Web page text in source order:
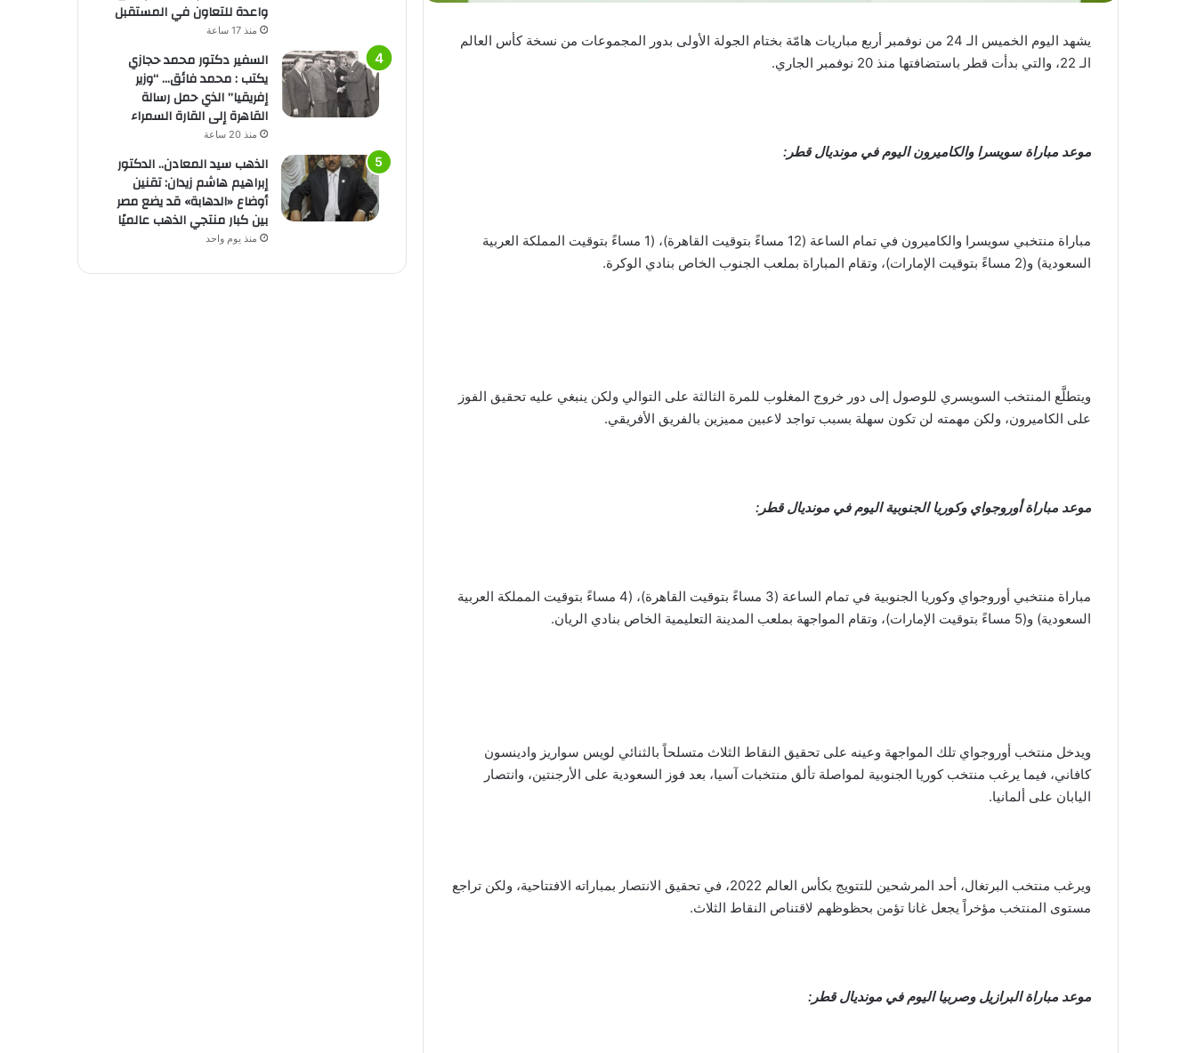
يشهد اليوم الخميس الـ 24 من نوفمبر أربع مباريات هامّة بختام الجولة الأولى بدور المجموعات من نسخة كأس العالم
الـ 22، والتي بدأت قطر باستضافتها منذ 20 نوفمبر الجاري.
موعد مباراة سويسرا والكاميرون اليوم في مونديال قطر:
مباراة منتخبي سويسرا والكاميرون في تمام الساعة (12 مساءً بتوقيت القاهرة)، (1 مساءً بتوقيت المملكة العربية
السعودية) و(2 مساءً بتوقيت الإمارات)، وتقام المباراة بملعب الجنوب الخاص بنادي الوكرة.
ويتطلَّع المنتخب السويسري للوصول إلى دور خروج المغلوب للمرة الثالثة على التوالي ولكن ينبغي عليه تحقيق الفوز
على الكاميرون، ولكن مهمته لن تكون سهلة بسبب تواجد لاعبين مميزين بالفريق الأفريقي.
موعد مباراة أوروجواي وكوريا الجنوبية اليوم في مونديال قطر:
مباراة منتخبي أوروجواي وكوريا الجنوبية في تمام الساعة (3 مساءً بتوقيت القاهرة)، (4 مساءً بتوقيت المملكة العربية
السعودية) و(5 مساءً بتوقيت الإمارات)، وتقام المواجهة بملعب المدينة التعليمية الخاص بنادي الريان.
ويدخل منتخب أوروجواي تلك المواجهة وعينه على تحقيق النقاط الثلاث متسلحاً بالثنائي لويس سواريز وادينسون
كافاني، فيما يرغب منتخب كوريا الجنوبية لمواصلة تألق منتخبات آسيا، بعد فوز السعودية على الأرجنتين، وانتصار
اليابان على ألمانيا.
ويرغب منتخب البرتغال، أحد المرشحين للتتويج بكأس العالم 2022، في تحقيق الانتصار بمباراته الافتتاحية، ولكن تراجع
مستوى المنتخب مؤخراً يجعل غانا تؤمن بحظوظهم لاقتناص النقاط الثلاث.
موعد مباراة البرازيل وصربيا اليوم في مونديال قطر:
واعدة للتعاون في المستقبل
منذ 17 ساعة
السفير دكتور محمد حجازي
يكتب : محمد فائق… “وزير
إفريقيا” الذي حمل رسالة
القاهرة إلى القارة السمراء
منذ 20 ساعة
الذهب سيد المعادن.. الدكتور
إبراهيم هاشم زيدان: تقنين
أوضاع «الدهابة» قد يضع مصر
بين كبار منتجي الذهب عالميًا
منذ يوم واحد